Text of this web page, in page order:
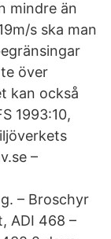
mindre än
s ska man
över
kan också
1993:10,
–
– Broschyr
ADI 468 –